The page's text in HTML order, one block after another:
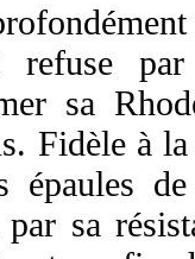
refuse
sa
Fidèle à
de
sa